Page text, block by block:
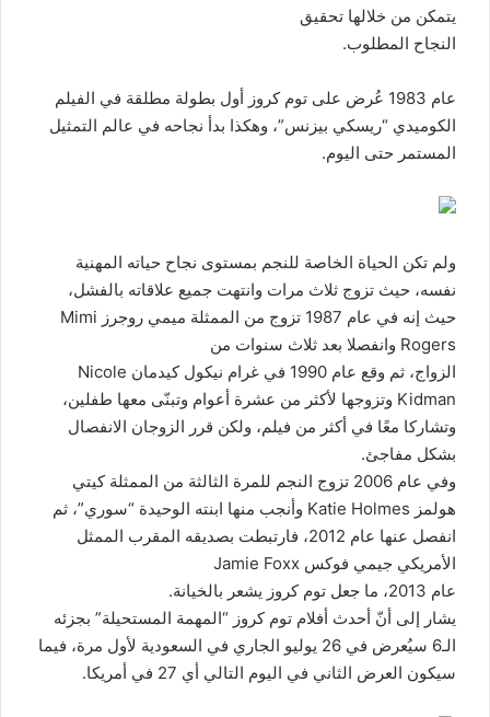
يتمكن من خلالها تحقيق
النجاح المطلوب.
عام 1983 عُرض على توم كروز أول بطولة مطلقة في الفيلم
الكوميدي “ريسكي بيزنس”، وهكذا بدأ نجاحه في عالم التمثيل
المستمر حتى اليوم.
ولم تكن الحياة الخاصة للنجم بمستوى نجاح حياته المهنية
نفسه، حيث تزوج ثلاث مرات وانتهت جميع علاقاته بالفشل،
حيث إنه في عام 1987 تزوج من الممثلة ميمي روجرز Mimi
Rogers وانفصلا بعد ثلاث سنوات من
الزواج، ثم وقع عام 1990 في غرام نيكول كيدمان Nicole
Kidman وتزوجها لأكثر من عشرة أعوام وتبنّى معها طفلين،
وتشاركا معًا في أكثر من فيلم، ولكن قرر الزوجان الانفصال
بشكل مفاجئ.
وفي عام 2006 تزوج النجم للمرة الثالثة من الممثلة كيتي
هولمز Katie Holmes وأنجب منها ابنته الوحيدة “سوري”، ثم
انفصل عنها عام 2012، فارتبطت بصديقه المقرب الممثل
الأمريكي جيمي فوكس Jamie Foxx
عام 2013، ما جعل توم كروز يشعر بالخيانة.
يشار إلى أنّ أحدث أفلام توم كروز “المهمة المستحيلة” بجزئه
الـ6 سيُعرض في 26 يوليو الجاري في السعودية لأول مرة، فيما
سيكون العرض الثاني في اليوم التالي أي 27 في أمريكا.